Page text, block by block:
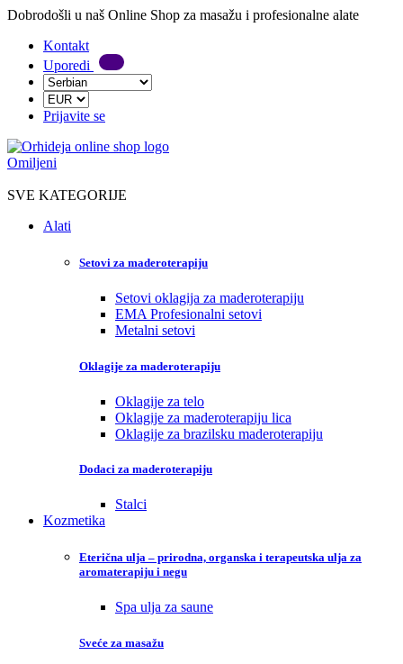
Dobrodošli u naš Online Shop za masažu i profesionalne alate
Kontakt
Uporedi
Prijavite se
Omiljeni
SVE KATEGORIJE
Alati
Setovi za maderoterapiju
Setovi oklagija za maderoterapiju
EMA Profesionalni setovi
Metalni setovi
Oklagije za maderoterapiju
Oklagije za telo
Oklagije za maderoterapiju lica
Oklagije za brazilsku maderoterapiju
Dodaci za maderoterapiju
Stalci
Kozmetika
Eterična ulja – prirodna, organska i terapeutska ulja za
aromaterapiju i negu
Spa ulja za saune
Sveće za masažu